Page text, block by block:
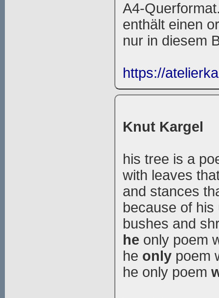
A4-
enthält einen
nur in diesem
https://
Knut Kargel
his tree is a
with leaves
and stances
because of
bushes and
he only poem
he onlypoem
he only poem